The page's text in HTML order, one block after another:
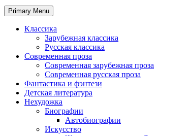
Primary Menu
Классика
Зарубежная классика
Русская классика
Современная проза
Современная зарубежная проза
Современная русская проза
Фантастика и фэнтези
Детская литература
Нехудожка
Биографии
Автобиографии
Искусство